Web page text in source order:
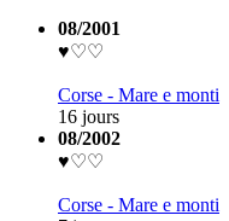
08/2001
♥♡♡
Corse - Mare e monti
16 jours
08/2002
♥♡♡
Corse - Mare e monti